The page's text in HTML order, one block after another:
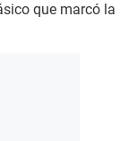
que marcó la